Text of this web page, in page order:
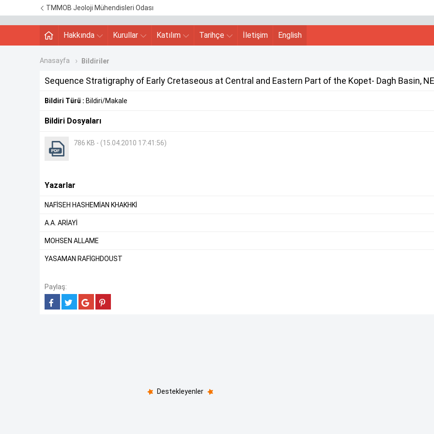
TMMOB Jeoloji Mühendisleri Odası
Hakkında Kurullar Katılım Tarihçe İletişim English
Anasayfa Bildiriler
Sequence Stratigraphy of Early Cretaseous at Central and Eastern Part of the Kopet- Dagh Basin,
Bildiri Türü : Bildiri/Makale
Bildiri Dosyaları
786 KB - (15.04.2010 17:41:56)
Yazarlar
NAFİSEH HASHEMİAN KHAKHKİ
A.A. ARİAYİ
MOHSEN ALLAME
YASAMAN RAFİGHDOUST
Paylaş:
Destekleyenler